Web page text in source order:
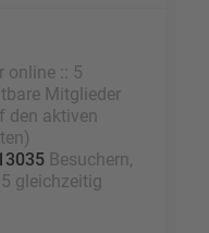
online :: 5
Mitglieder
den aktiven
Besuchern,
gleichzeitig